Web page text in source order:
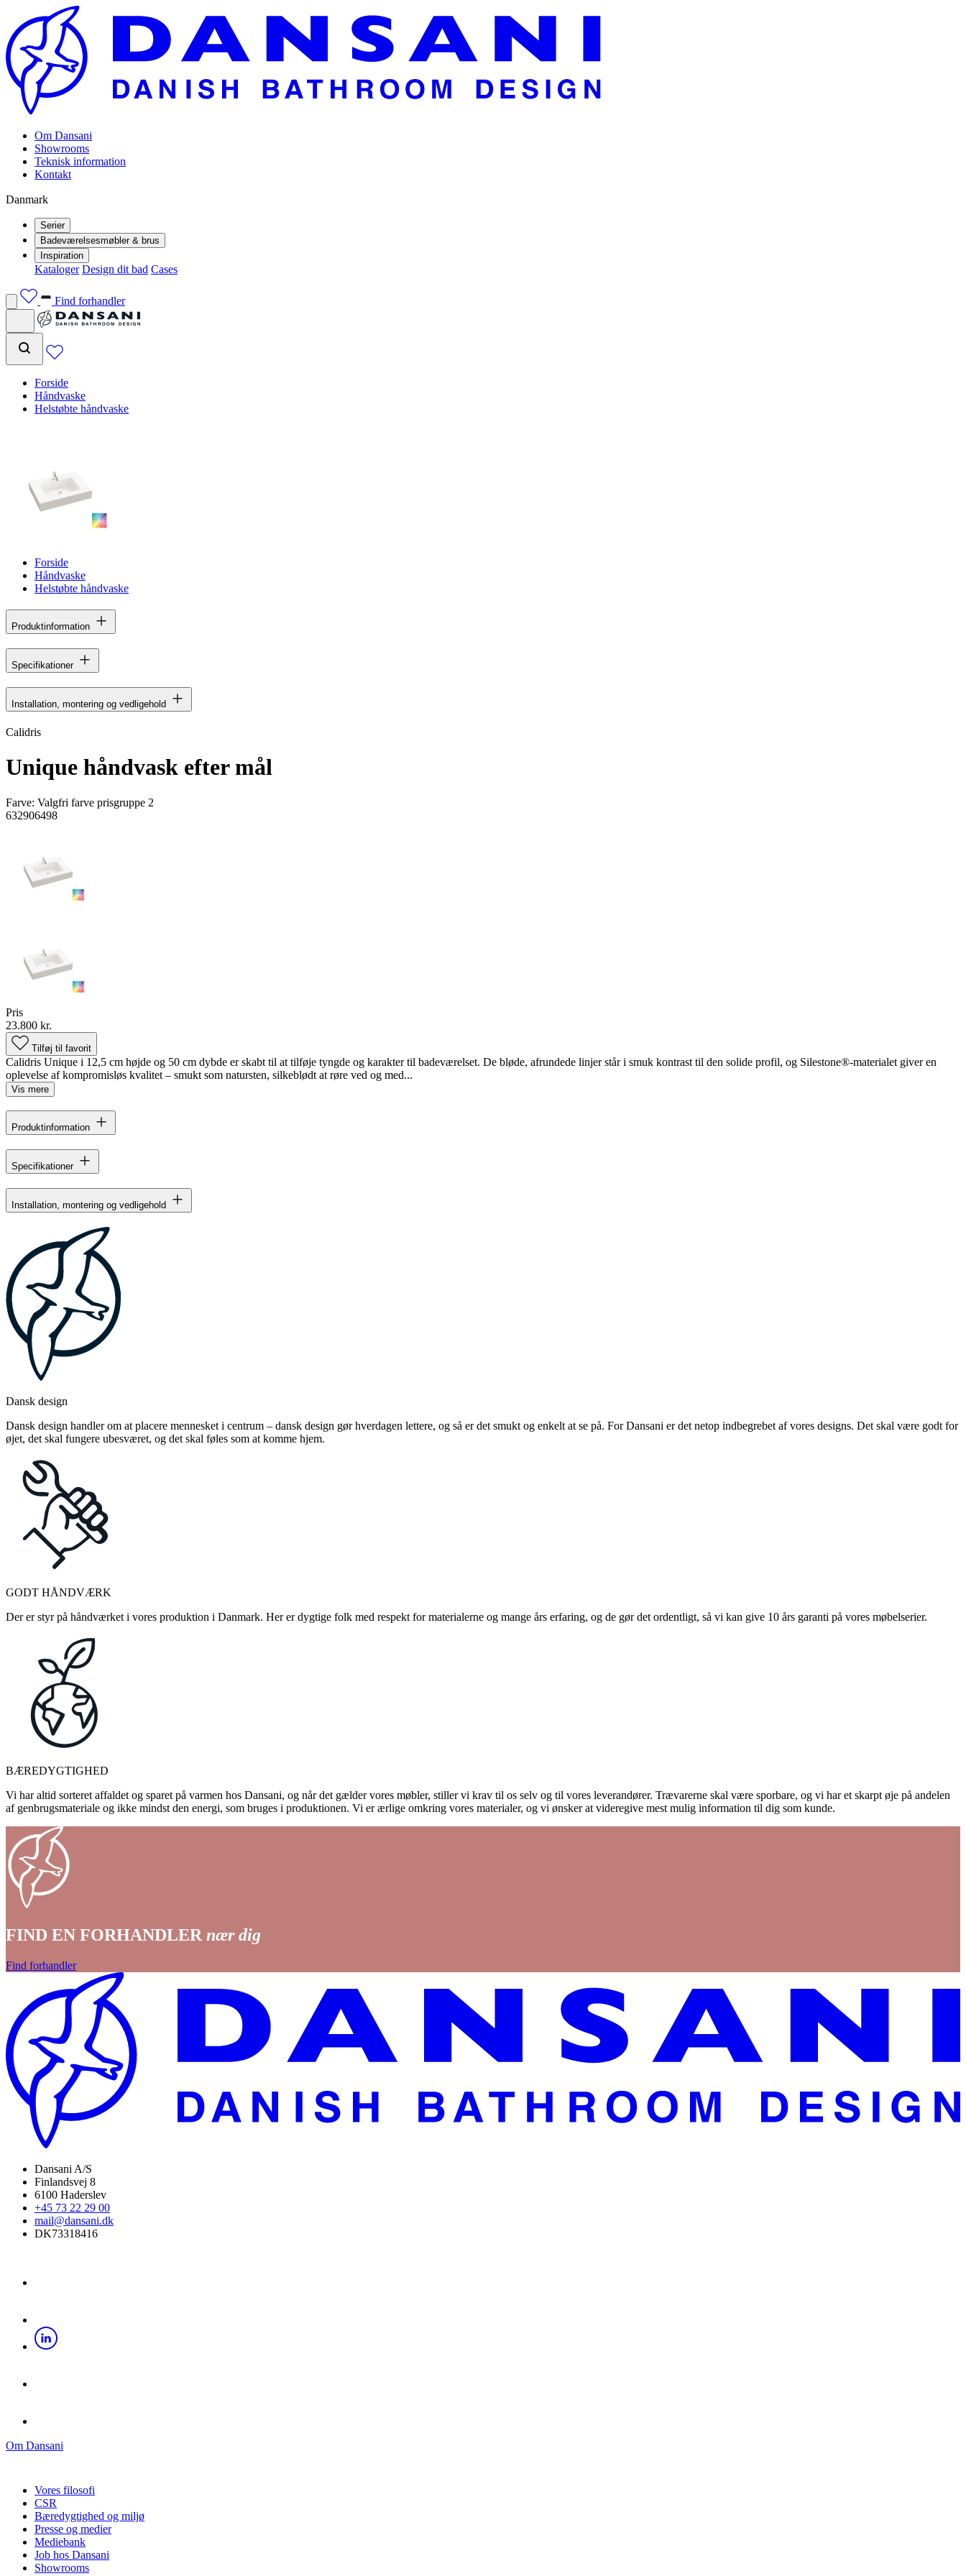
Om Dansani
Showrooms
Teknisk information
Kontakt
Danmark
Serier
Badeværelsesmøbler & brus
Inspiration
Kataloger Design dit bad Cases
Find forhandler
Forside
Håndvaske
Helstøbte håndvaske
Forside
Håndvaske
Helstøbte håndvaske
Produktinformation
Specifikationer
Installation, montering og vedligehold
Calidris
Unique håndvask efter mål
Farve: Valgfri farve prisgruppe 2
632906498
Pris
23.800 kr.
Tilføj til favorit
Calidris Unique i 12,5 cm højde og 50 cm dybde er skabt til at tilføje tyngde og karakter til badeværelset. De bløde, afrundede linjer står i smuk kontrast til den solide profil, og Silestone®-materialet giver en
oplevelse af kompromisløs kvalitet – smukt som natursten, silkeblødt at røre ved og med...
Vis mere
Produktinformation
Specifikationer
Installation, montering og vedligehold
Dansk design
Dansk design handler om at placere mennesket i centrum – dansk design gør hverdagen lettere, og så er det smukt og enkelt at se på. For Dansani er det netop indbegrebet af vores designs. Det skal være godt for
øjet, det skal fungere ubesværet, og det skal føles som at komme hjem.
GODT HÅNDVÆRK
Der er styr på håndværket i vores produktion i Danmark. Her er dygtige folk med respekt for materialerne og mange års erfaring, og de gør det ordentligt, så vi kan give 10 års garanti på vores møbelserier.
BÆREDYGTIGHED
Vi har altid sorteret affaldet og sparet på varmen hos Dansani, og når det gælder vores møbler, stiller vi krav til os selv og til vores leverandører. Trævarerne skal være sporbare, og vi har et skarpt øje på andelen
af genbrugsmateriale og ikke mindst den energi, som bruges i produktionen. Vi er ærlige omkring vores materialer, og vi ønsker at videregive mest mulig information til dig som kunde.
FIND EN FORHANDLER nær dig
Find forhandler
Dansani A/S
Finlandsvej 8
6100 Haderslev
+45 73 22 29 00
mail@dansani.dk
DK73318416
Om Dansani
Vores filosofi
CSR
Bæredygtighed og miljø
Presse og medier
Mediebank
Job hos Dansani
Showrooms